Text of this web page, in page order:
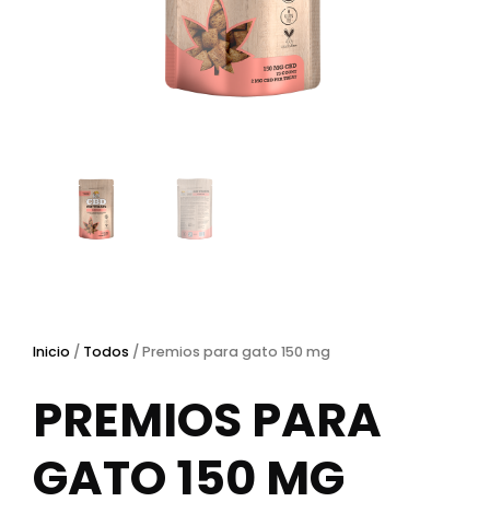
Inicio / Todos / Premios para gato 150 mg
PREMIOS PARA
GATO 150 MG